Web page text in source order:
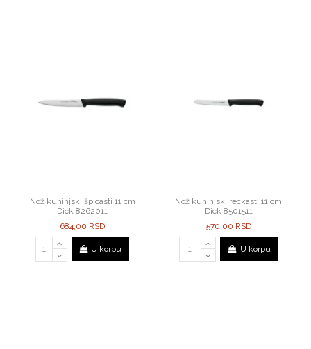
Nož kuhinjski špicasti 11 cm
Dick 8262011
684,00 RSD
U korpu
Nož kuhinjski reckasti 11 cm
Dick 8501511
570,00 RSD
U korpu